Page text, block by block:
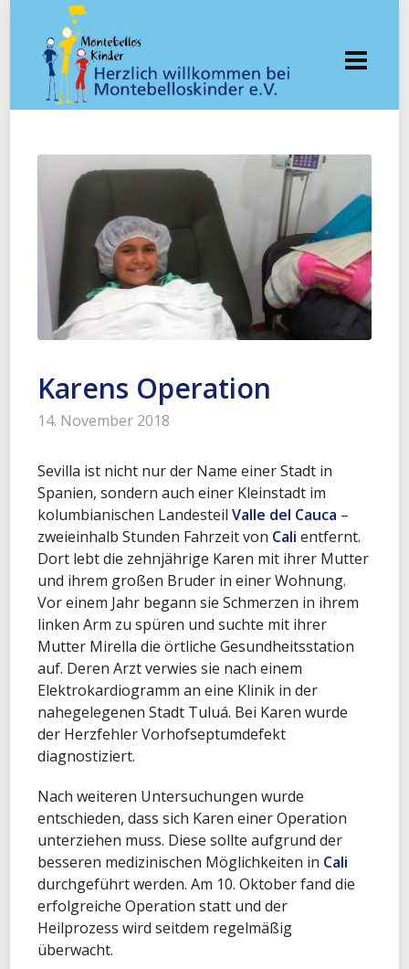
Karens Operation
14. November 2018
Sevilla ist nicht nur der Name einer Stadt in
Spanien, sondern auch einer Kleinstadt im
kolumbianischen LandesteilValle del Cauca –
zweieinhalb Stunden Fahrzeit von Cali entfernt.
Dort lebt die zehnjährige Karen mit ihrer Mutter
und ihrem großen Bruder in einer Wohnung.
Vor einem Jahr begann sie Schmerzen in ihrem
linken Arm zu spüren und suchte mit ihrer
Mutter Mirella die örtliche Gesundheitsstation
auf. Deren Arzt verwies sie nach einem
Elektrokardiogramm an eine Klinik in der
nahegelegenen Stadt Tuluá. Bei Karen wurde
der Herzfehler Vorhofseptumdefekt
diagnostiziert.
Nach weiteren Untersuchungen wurde
entschieden, dass sich Karen einer Operation
unterziehen muss. Diese sollte aufgrund der
besseren medizinischen Möglichkeiten in Cali
durchgeführt werden. Am 10. Oktober fand die
erfolgreiche Operation statt und der
Heilprozess wird seitdem regelmäßig
überwacht.